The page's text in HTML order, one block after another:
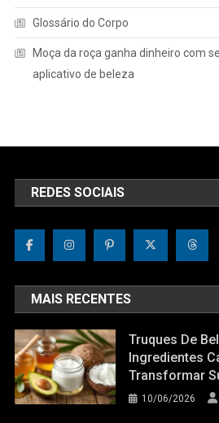
Glossário do Corpo
Moça da roça ganha dinheiro com
aplicativo de beleza
REDES SOCIAIS
MAIS RECENTES
Truques De
Ingredientes
Transformar
10/06/2026